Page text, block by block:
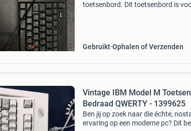
toetsenbord. Dit toetsenbord is
Gebruikt Ophalen of Verzenden
Vintage IBM Model M
Bedraad QWERTY - 1399625
Ben jij op zoek naar die échte,
ervaring op een moderne pc? Dit